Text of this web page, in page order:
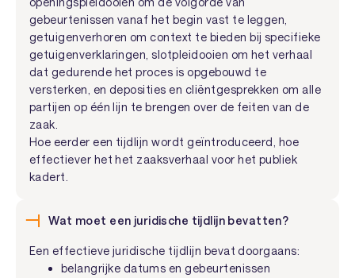
gebeurtenissen vanaf het begin vast te leggen,
getuigenverhoren om context te bieden bij specifieke
getuigenverklaringen, slotpleidooien om het verhaal
dat gedurende het proces is opgebouwd te
versterken, en deposities en cliëntgesprekken om alle
partijen op één lijn te brengen over de feiten van de
zaak.
Hoe eerder een tijdlijn wordt geïntroduceerd, hoe
effectiever het het zaaksverhaal voor het publiek
kadert.
Wat moet een juridische tijdlijn bevatten?
Een effectieve juridische tijdlijn bevat doorgaans:
belangrijke datums en gebeurtenissen